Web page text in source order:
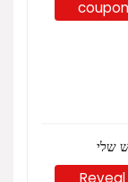
coupon
שלי
Reveal